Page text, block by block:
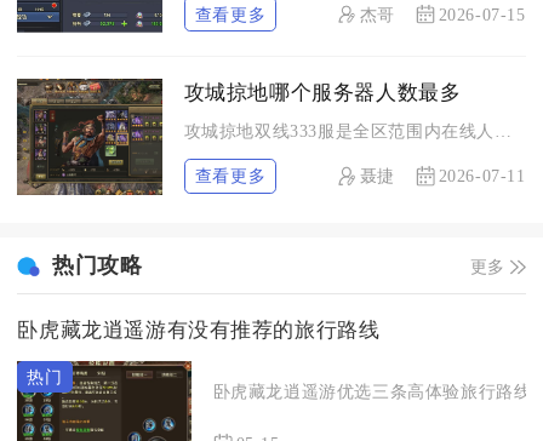
查看更多 杰哥 2026-07-15
攻城掠地哪个服务器人数最多
查看更多 聂捷 2026-07-11
热门攻略 更多
卧虎藏龙逍遥游有没有推荐的旅行路线
卧虎藏龙逍遥游优选三条高体验旅行路线